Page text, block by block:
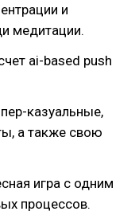
и
медитации.
ai-based push
казуальные,
а также свою
игра с одним
процессов.